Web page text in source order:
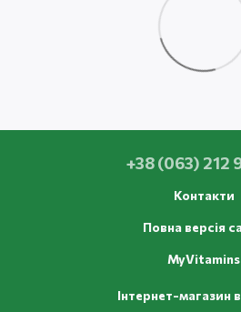
+38 (063) 212
Контакти
Повна версія
MyVitamins
Інтернет-магазин